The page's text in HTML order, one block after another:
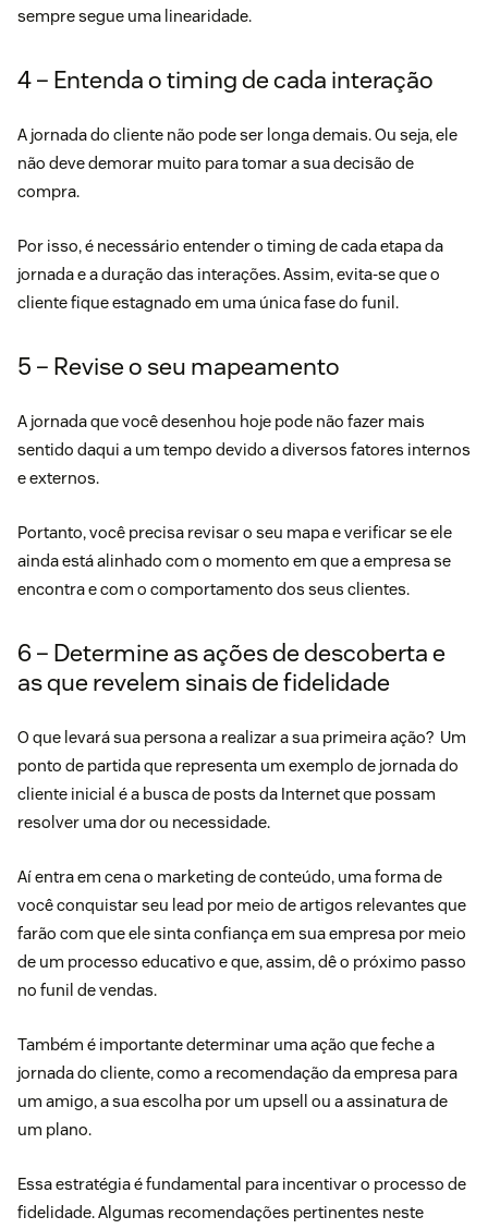
sempre segue uma linearidade.
4 – Entenda o timing de cada interação
A jornada do cliente não pode ser longa demais. Ou seja, ele
não deve demorar muito para tomar a sua decisão de
compra.
Por isso, é necessário entender o timing de cada etapa da
jornada e a duração das interações. Assim, evita-se que o
cliente fique estagnado em uma única fase do funil.
5 – Revise o seu mapeamento
A jornada que você desenhou hoje pode não fazer mais
sentido daqui a um tempo devido a diversos fatores internos
e externos.
Portanto, você precisa revisar o seu mapa e verificar se ele
ainda está alinhado com o momento em que a empresa se
encontra e com o comportamento dos seus clientes.
6 – Determine as ações de descoberta e
as que revelem sinais de fidelidade
O que levará sua persona a realizar a sua primeira ação? Um
ponto de partida que representa um exemplo de jornada do
cliente inicial é a busca de posts da Internet que possam
resolver uma dor ou necessidade.
Aí entra em cena o marketing de conteúdo, uma forma de
você conquistar seu lead por meio de artigos relevantes que
farão com que ele sinta confiança em sua empresa por meio
de um processo educativo e que, assim, dê o próximo passo
no funil de vendas.
Também é importante determinar uma ação que feche a
jornada do cliente, como a recomendação da empresa para
um amigo, a sua escolha por um upsell ou a assinatura de
um plano.
Essa estratégia é fundamental para incentivar o processo de
fidelidade. Algumas recomendações pertinentes neste